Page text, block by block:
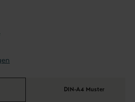
DIN-A4 Muster